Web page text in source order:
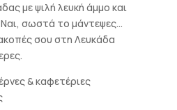
με ψιλή λευκή άμμο και
σωστά το μάντεψες…
σου στη Λευκάδα
& καφετέριες